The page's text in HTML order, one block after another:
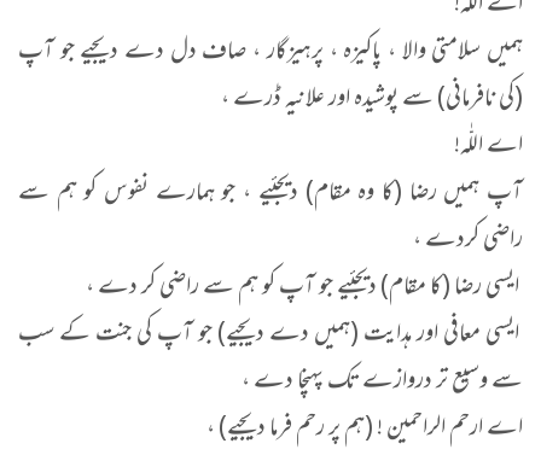
ہمیں سلامتی والا ، پاکیزہ ، پرہیزگار ، صاف دل دے دیجیے جو آپ
(کی نافرمانی) سے پوشیدہ اور علانیہ ڈرے ،
اے اللّٰہ!
آپ ہمیں رضا (کا وہ مقام) دیجئیے ، جو ہمارے نفوس کو ہم سے
راضی کردے ،
ایسی رضا (کا مقام) دیجئیے جو آپ کو ہم سے راضی کر دے ،
ایسی معافی اور ہدایت (ہمیں دے دیجیے) جو آپ کی جنت کے سب
سے وسیع تر دروازے تک پہنچا دے ،
اے ارحم الراحمین ! (ہم پر رحم فرما دیجیے) ،